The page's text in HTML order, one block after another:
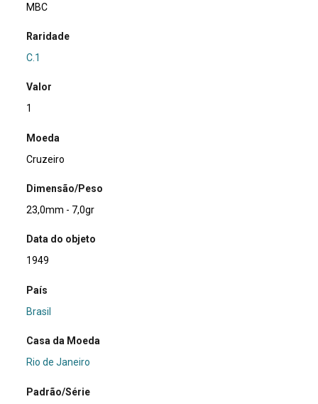
MBC
Raridade
C.1
Valor
1
Moeda
Cruzeiro
Dimensão/Peso
23,0mm - 7,0gr
Data do objeto
1949
País
Brasil
Casa da Moeda
Rio de Janeiro
Padrão/Série